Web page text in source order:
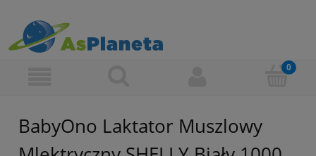
BabyOno Laktator Muszlowy